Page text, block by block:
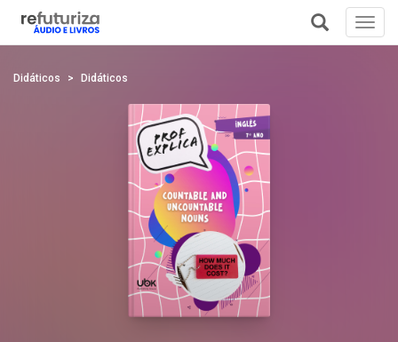
Didáticos Didáticos